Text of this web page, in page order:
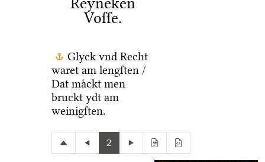
Voſſe.
Glyck vnd Recht
waret am lengſten /
Dat maͤckt men
bruckt ydt am
weinigſten.
2